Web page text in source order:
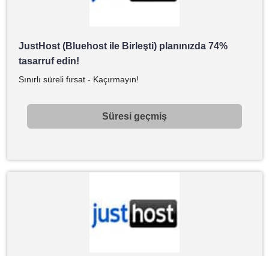
JustHost (Bluehost ile Birleşti) planınızda 74%
tasarruf edin!
Sınırlı süreli fırsat - Kaçırmayın!
Süresi geçmiş